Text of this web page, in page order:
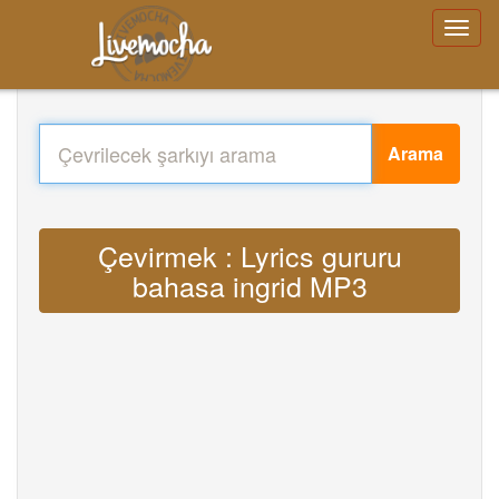
Arama
Çevirmek : Lyrics gururu
bahasa ingrid MP3